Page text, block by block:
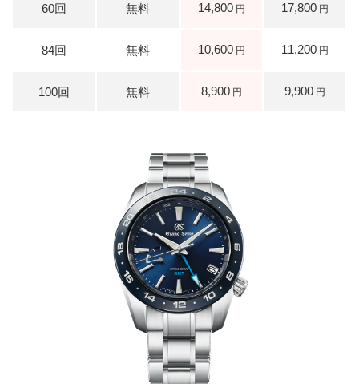
14,800 17,800
10,600 11,200
8,900 9,900